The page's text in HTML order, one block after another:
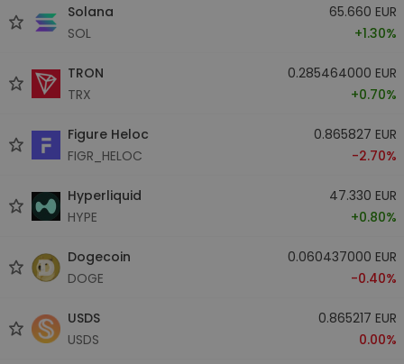
Solana
SOL
65.660 EUR
+1.30%
TRON
TRX
0.285464000 EUR
+0.70%
Figure Heloc
FIGR_HELOC
0.865827 EUR
-2.70%
Hyperliquid
HYPE
47.330 EUR
+0.80%
Dogecoin
DOGE
0.060437000 EUR
-0.40%
USDS
USDS
0.865217 EUR
0.00%